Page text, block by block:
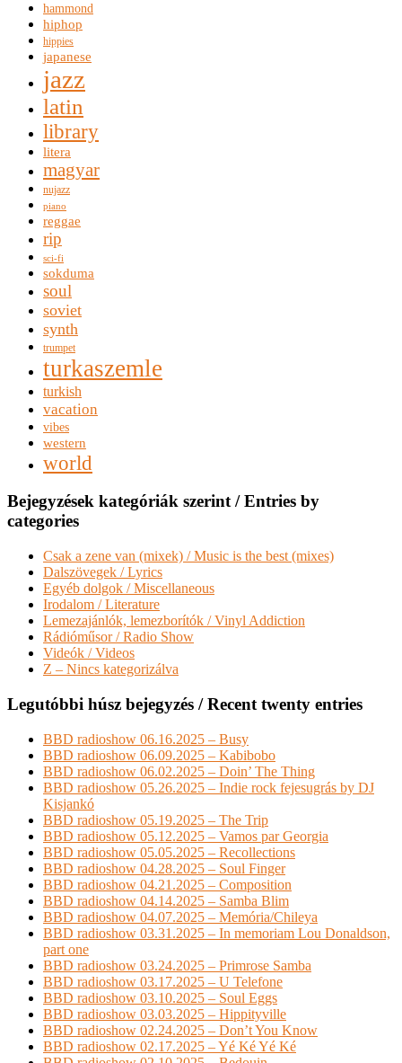
hammond
hiphop
hippies
japanese
jazz
latin
library
litera
magyar
nujazz
piano
reggae
rip
sci-fi
sokduma
soul
soviet
synth
trumpet
turkaszemle
turkish
vacation
vibes
western
world
Bejegyzések kategóriák szerint / Entries by
categories
Csak a zene van (mixek) / Music is the best (mixes)
Dalszövegek / Lyrics
Egyéb dolgok / Miscellaneous
Irodalom / Literature
Lemezajánlók, lemezborítók / Vinyl Addiction
Rádióműsor / Radio Show
Videók / Videos
Z – Nincs kategorizálva
Legutóbbi húsz bejegyzés / Recent twenty entries
BBD radioshow 06.16.2025 – Busy
BBD radioshow 06.09.2025 – Kabibobo
BBD radioshow 06.02.2025 – Doin’ The Thing
BBD radioshow 05.26.2025 – Indie rock fejesugrás by DJ
Kisjankó
BBD radioshow 05.19.2025 – The Trip
BBD radioshow 05.12.2025 – Vamos par Georgia
BBD radioshow 05.05.2025 – Recollections
BBD radioshow 04.28.2025 – Soul Finger
BBD radioshow 04.21.2025 – Composition
BBD radioshow 04.14.2025 – Samba Blim
BBD radioshow 04.07.2025 – Memória/Chileya
BBD radioshow 03.31.2025 – In memoriam Lou Donaldson,
part one
BBD radioshow 03.24.2025 – Primrose Samba
BBD radioshow 03.17.2025 – U Telefone
BBD radioshow 03.10.2025 – Soul Eggs
BBD radioshow 03.03.2025 – Hippityville
BBD radioshow 02.24.2025 – Don’t You Know
BBD radioshow 02.17.2025 – Yé Ké Yé Ké